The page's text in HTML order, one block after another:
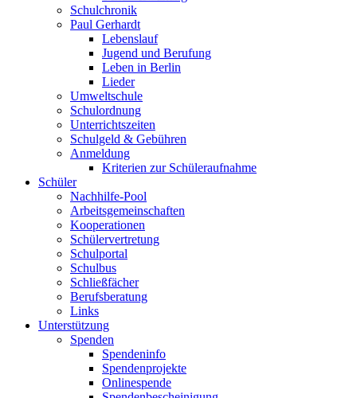
Schulchronik
Paul Gerhardt
Lebenslauf
Jugend und Berufung
Leben in Berlin
Lieder
Umweltschule
Schulordnung
Unterrichtszeiten
Schulgeld & Gebühren
Anmeldung
Kriterien zur Schüleraufnahme
Schüler
Nachhilfe-Pool
Arbeitsgemeinschaften
Kooperationen
Schülervertretung
Schulportal
Schulbus
Schließfächer
Berufsberatung
Links
Unterstützung
Spenden
Spendeninfo
Spendenprojekte
Onlinespende